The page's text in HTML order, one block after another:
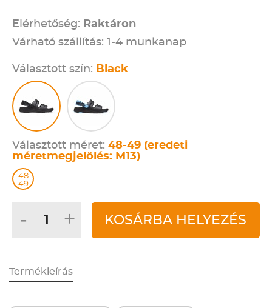
Elérhetőség: Raktáron
Várható szállítás: 1-4 munkanap
Választott szín: Black
Választott méret: 48-49 (eredeti
méretmegjelölés: M13)
48
49
- + KOSÁRBA HELYEZÉS
Termékleírás